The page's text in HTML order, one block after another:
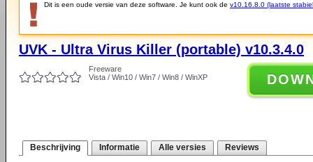
Dit is een oude versie van deze software. Je kunt ook de v10.16.8.0 (laatste
UVK - Ultra Virus Killer (portable) v10.3.4.0
Freeware
Vista / Win10 / Win7 / Win8 / WinXP
Beschrijving Informatie Alle versies Reviews